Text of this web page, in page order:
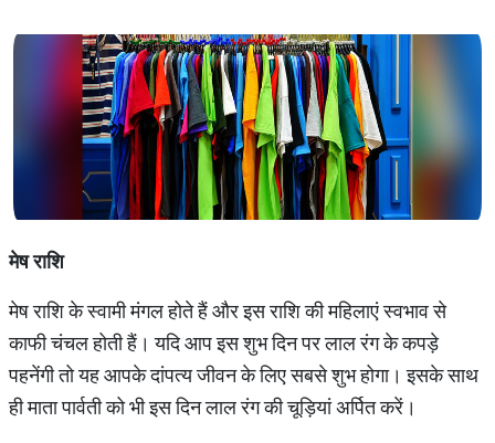
मेष राशि
मेष राशि के स्‍वामी मंगल होते हैं और इस राशि की महिलाएं स्‍वभाव से
काफी चंचल होती हैं। यदि आप इस शुभ दिन पर लाल रंग के कपड़े
पहनेंगी तो यह आपके दांपत्‍य जीवन के लिए सबसे शुभ होगा। इसके साथ
ही माता पार्वती को भी इस दिन लाल रंग की चूड़ियां अर्पित करें।